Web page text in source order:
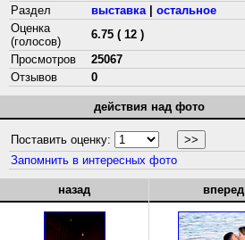
Раздел
выставка| остальное
Оценка
(голосов)
6.75 ( 12 )
Просмотров
25067
Отзывов
0
действия над фото
Поставить оценку:
Запомнить в интересных фото
назад вперед